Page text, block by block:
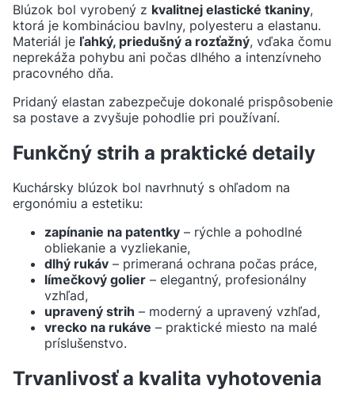
Blúzok bol vyrobený z kvalitnej elastické tkaniny,
ktorá je kombináciou bavlny, polyesteru a elastanu.
Materiál je ľahký, priedušný a rozťažný, vďaka čomu
neprekáža pohybu ani počas dlhého a intenzívneho
pracovného dňa.
Pridaný elastan zabezpečuje dokonalé prispôsobenie
sa postave a zvyšuje pohodlie pri používaní.
Funkčný strih a praktické detaily
Kuchársky blúzok bol navrhnutý s ohľadom na
ergonómiu a estetiku:
zapínanie na patentky – rýchle a pohodlné
obliekanie a vyzliekanie,
dlhý rukáv – primeraná ochrana počas práce,
límečkový golier – elegantný, profesionálny
vzhľad,
upravený strih – moderný a upravený vzhľad,
vrecko na rukáve – praktické miesto na malé
príslušenstvo.
Trvanlivosť a kvalita vyhotovenia